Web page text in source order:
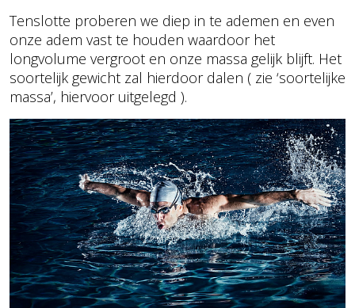
Tenslotte proberen we diep in te ademen en even
onze adem vast te houden waardoor het
longvolume vergroot en onze massa gelijk blijft. Het
soortelijk gewicht zal hierdoor dalen ( zie ‘soortelijke
massa’, hiervoor uitgelegd ).